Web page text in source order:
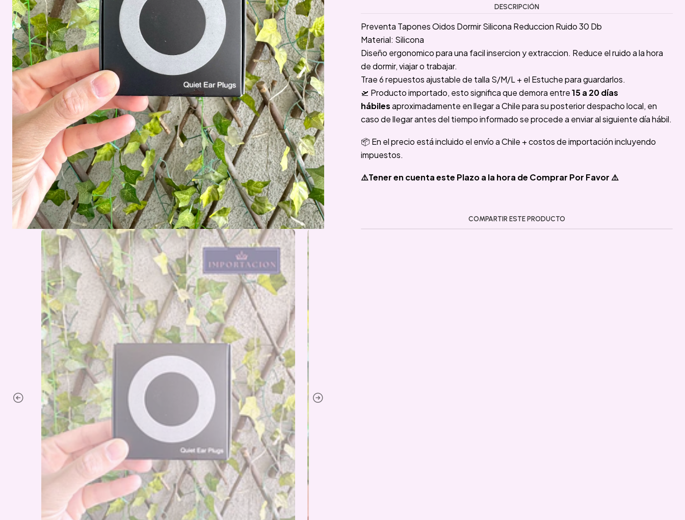
DESCRIPCIÓN
Preventa Tapones Oidos Dormir Silicona Reduccion Ruido 30 Db
Material: Silicona
Diseño ergonomico para una facil insercion y extraccion. Reduce el ruido a la hora
de dormir, viajar o trabajar.
Trae 6 repuestos ajustable de talla S/M/L + el Estuche para guardarlos.
🛫 Producto importado, esto significa que demora entre15 a 20 días
hábilesaproximadamente en llegar a Chile para su posterior despacho local, en
caso de llegar antes del tiempo informado se procede a enviar al siguiente día hábil.
📦 En el precio está incluido el envío a Chile + costos de importación incluyendo
impuestos.
⚠️Tener en cuenta este Plazo a la hora de Comprar Por Favor ⚠️
COMPARTIR ESTE PRODUCTO